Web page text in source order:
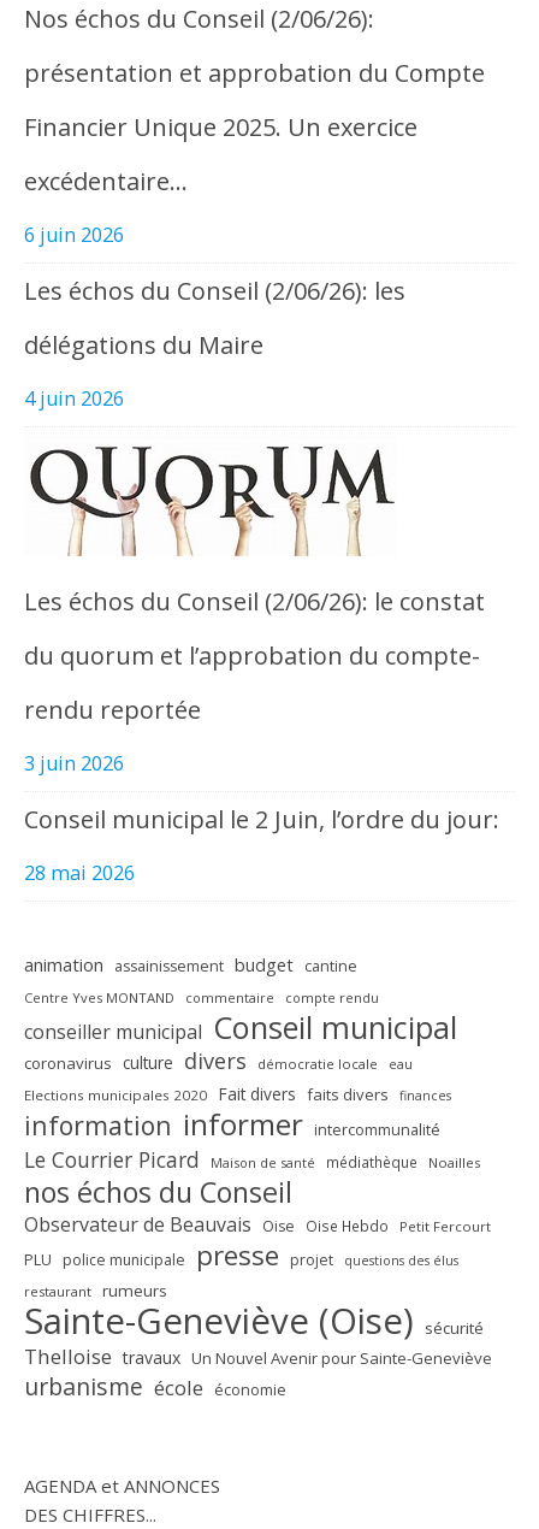
Nos échos du Conseil (2/06/26):
présentation et approbation du Compte
Financier Unique 2025. Un exercice
excédentaire…
6 juin 2026
Les échos du Conseil (2/06/26): les
délégations du Maire
4 juin 2026
Les échos du Conseil (2/06/26): le constat
du quorum et l’approbation du compte-
rendu reportée
3 juin 2026
Conseil municipal le 2 Juin, l’ordre du jour:
28 mai 2026
animation assainissement budget cantine
Centre Yves MONTAND commentaire compte rendu
conseiller municipal Conseil municipal
coronavirus culture divers démocratie locale eau
Elections municipales 2020 Fait divers faits divers finances
information informer intercommunalité
Le Courrier Picard Maison de santé médiathèque Noailles
nos échos du Conseil
Observateur de Beauvais Oise Oise Hebdo Petit Fercourt
PLU police municipale presse projet questions des élus
restaurant rumeurs
Sainte-Geneviève (Oise) sécurité
Thelloise travaux Un Nouvel Avenir pour Sainte-Geneviève
urbanisme école économie
AGENDA et ANNONCES
DES CHIFFRES...